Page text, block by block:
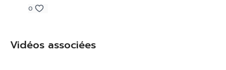
0
Vidéos associées